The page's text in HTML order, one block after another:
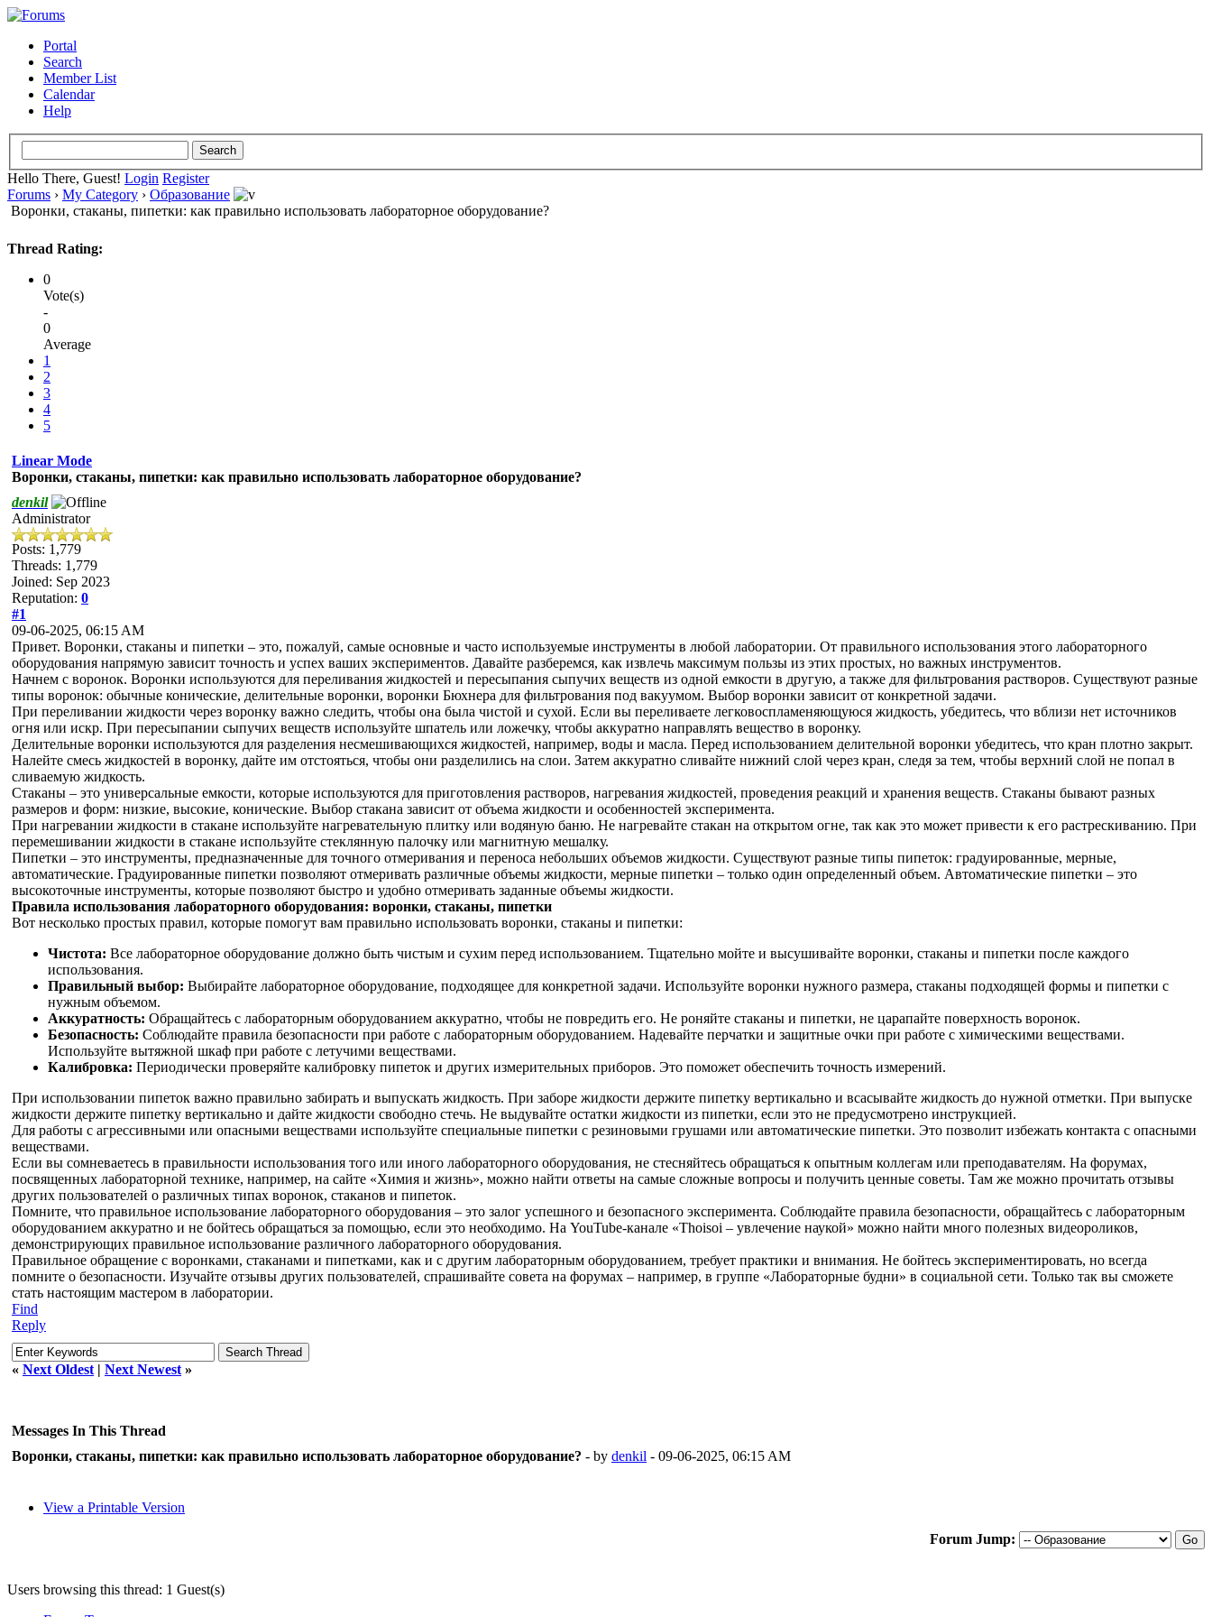
Portal
Search
Member List
Calendar
Help
Hello There, Guest! Login Register
Forums › My Category › Образование
Воронки, стаканы, пипетки: как правильно использовать лабораторное оборудование?
Thread Rating:
0
Vote(s)
-
0
Average
1
2
3
4
5
Linear Mode
Воронки, стаканы, пипетки: как правильно использовать лабораторное оборудование?
denkil
Administrator
Posts: 1,779
Threads: 1,779
Joined: Sep 2023
Reputation: 0
#1
09-06-2025, 06:15 AM
Привет. Воронки, стаканы и пипетки – это, пожалуй, самые основные и часто используемые инструменты в любой лаборатории. От правильного использования этого лабораторного
оборудования напрямую зависит точность и успех ваших экспериментов. Давайте разберемся, как извлечь максимум пользы из этих простых, но важных инструментов.
Начнем с воронок. Воронки используются для переливания жидкостей и пересыпания сыпучих веществ из одной емкости в другую, а также для фильтрования растворов. Существуют разные
типы воронок: обычные конические, делительные воронки, воронки Бюхнера для фильтрования под вакуумом. Выбор воронки зависит от конкретной задачи.
При переливании жидкости через воронку важно следить, чтобы она была чистой и сухой. Если вы переливаете легковоспламеняющуюся жидкость, убедитесь, что вблизи нет источников
огня или искр. При пересыпании сыпучих веществ используйте шпатель или ложечку, чтобы аккуратно направлять вещество в воронку.
Делительные воронки используются для разделения несмешивающихся жидкостей, например, воды и масла. Перед использованием делительной воронки убедитесь, что кран плотно закрыт.
Налейте смесь жидкостей в воронку, дайте им отстояться, чтобы они разделились на слои. Затем аккуратно сливайте нижний слой через кран, следя за тем, чтобы верхний слой не попал в
сливаемую жидкость.
Стаканы – это универсальные емкости, которые используются для приготовления растворов, нагревания жидкостей, проведения реакций и хранения веществ. Стаканы бывают разных
размеров и форм: низкие, высокие, конические. Выбор стакана зависит от объема жидкости и особенностей эксперимента.
При нагревании жидкости в стакане используйте нагревательную плитку или водяную баню. Не нагревайте стакан на открытом огне, так как это может привести к его растрескиванию. При
перемешивании жидкости в стакане используйте стеклянную палочку или магнитную мешалку.
Пипетки – это инструменты, предназначенные для точного отмеривания и переноса небольших объемов жидкости. Существуют разные типы пипеток: градуированные, мерные,
автоматические. Градуированные пипетки позволяют отмеривать различные объемы жидкости, мерные пипетки – только один определенный объем. Автоматические пипетки – это
высокоточные инструменты, которые позволяют быстро и удобно отмеривать заданные объемы жидкости.
Правила использования лабораторного оборудования: воронки, стаканы, пипетки
Вот несколько простых правил, которые помогут вам правильно использовать воронки, стаканы и пипетки:
Чистота: Все лабораторное оборудование должно быть чистым и сухим перед использованием. Тщательно мойте и высушивайте воронки, стаканы и пипетки после каждого
использования.
Правильный выбор: Выбирайте лабораторное оборудование, подходящее для конкретной задачи. Используйте воронки нужного размера, стаканы подходящей формы и пипетки с
нужным объемом.
Аккуратность: Обращайтесь с лабораторным оборудованием аккуратно, чтобы не повредить его. Не роняйте стаканы и пипетки, не царапайте поверхность воронок.
Безопасность: Соблюдайте правила безопасности при работе с лабораторным оборудованием. Надевайте перчатки и защитные очки при работе с химическими веществами.
Используйте вытяжной шкаф при работе с летучими веществами.
Калибровка: Периодически проверяйте калибровку пипеток и других измерительных приборов. Это поможет обеспечить точность измерений.
При использовании пипеток важно правильно забирать и выпускать жидкость. При заборе жидкости держите пипетку вертикально и всасывайте жидкость до нужной отметки. При выпуске
жидкости держите пипетку вертикально и дайте жидкости свободно стечь. Не выдувайте остатки жидкости из пипетки, если это не предусмотрено инструкцией.
Для работы с агрессивными или опасными веществами используйте специальные пипетки с резиновыми грушами или автоматические пипетки. Это позволит избежать контакта с опасными
веществами.
Если вы сомневаетесь в правильности использования того или иного лабораторного оборудования, не стесняйтесь обращаться к опытным коллегам или преподавателям. На форумах,
посвященных лабораторной технике, например, на сайте «Химия и жизнь», можно найти ответы на самые сложные вопросы и получить ценные советы. Там же можно прочитать отзывы
других пользователей о различных типах воронок, стаканов и пипеток.
Помните, что правильное использование лабораторного оборудования – это залог успешного и безопасного эксперимента. Соблюдайте правила безопасности, обращайтесь с лабораторным
оборудованием аккуратно и не бойтесь обращаться за помощью, если это необходимо. На YouTube-канале «Thoisoi – увлечение наукой» можно найти много полезных видеороликов,
демонстрирующих правильное использование различного лабораторного оборудования.
Правильное обращение с воронками, стаканами и пипетками, как и с другим лабораторным оборудованием, требует практики и внимания. Не бойтесь экспериментировать, но всегда
помните о безопасности. Изучайте отзывы других пользователей, спрашивайте совета на форумах – например, в группе «Лабораторные будни» в социальной сети. Только так вы сможете
стать настоящим мастером в лаборатории.
Find
Reply
« Next Oldest | Next Newest »
Messages In This Thread
Воронки, стаканы, пипетки: как правильно использовать лабораторное оборудование? - by denkil - 09-06-2025, 06:15 AM
View a Printable Version
Forum Jump:
Users browsing this thread: 1 Guest(s)